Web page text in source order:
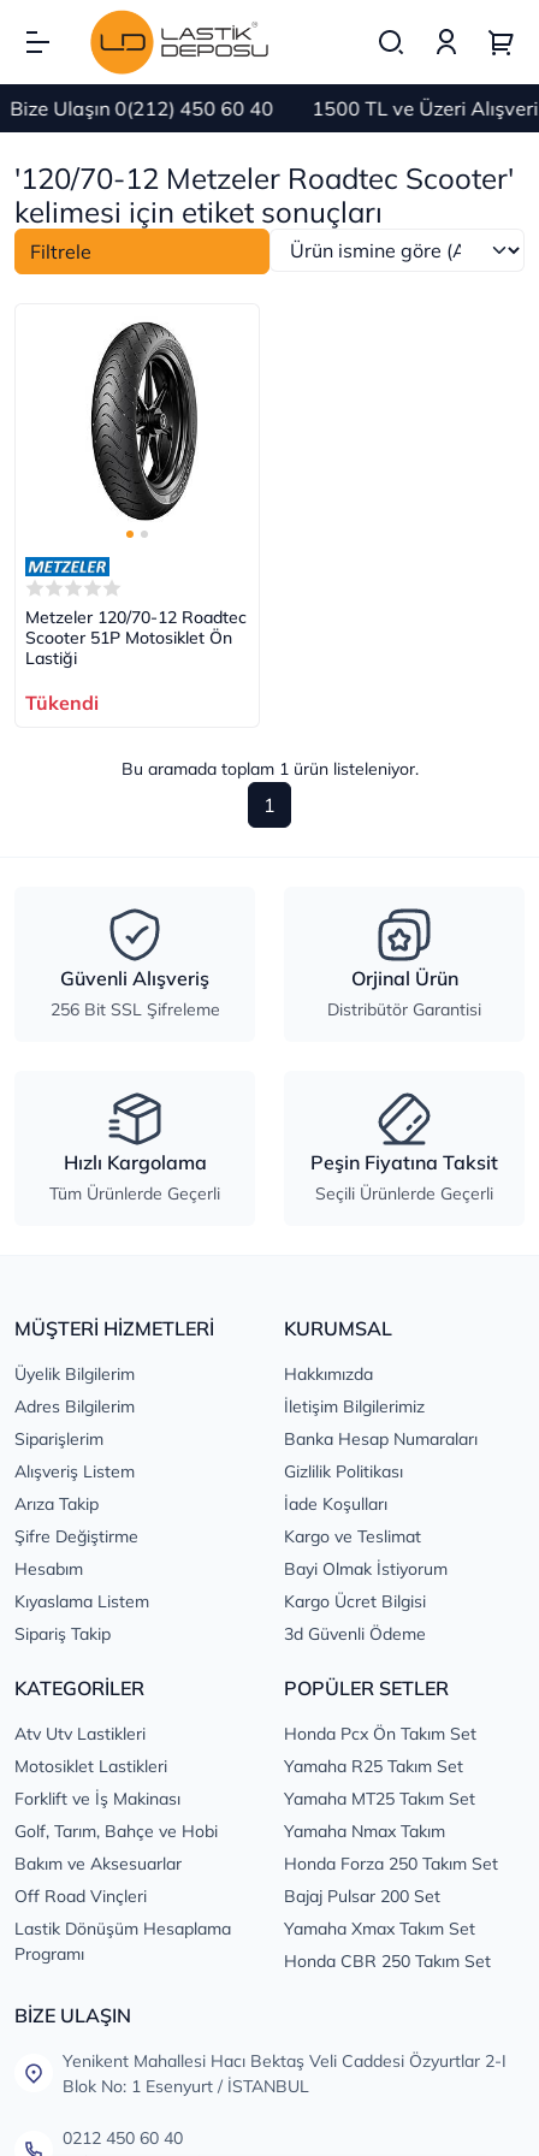
Ulaşın 0(212) 450 60 40 1500 TL ve Üzeri
'120/70-12 Metzeler Roadtec Scooter'
kelimesi için etiket sonuçları
Filtrele
Metzeler 120/70-12 Roadtec
Scooter 51P Motosiklet Ön
Lastiği
Tükendi
Bu aramada toplam 1ürün listeleniyor.
1
Güvenli Alışveriş
256 Bit SSL Şifreleme
Orjinal Ürün
Distribütör Garantisi
Hızlı Kargolama
Tüm Ürünlerde Geçerli
Peşin Fiyatına Taksit
Seçili Ürünlerde Geçerli
MÜŞTERİ HİZMETLERİ
Üyelik Bilgilerim
Adres Bilgilerim
Siparişlerim
Alışveriş Listem
Arıza Takip
Şifre Değiştirme
Hesabım
Kıyaslama Listem
Sipariş Takip
KURUMSAL
Hakkımızda
İletişim Bilgilerimiz
Banka Hesap Numaraları
Gizlilik Politikası
İade Koşulları
Kargo ve Teslimat
Bayi Olmak İstiyorum
Kargo Ücret Bilgisi
3d Güvenli Ödeme
KATEGORİLER
Atv Utv Lastikleri
Motosiklet Lastikleri
Forklift ve İş Makinası
Golf, Tarım, Bahçe ve Hobi
Bakım ve Aksesuarlar
Off Road Vinçleri
Lastik Dönüşüm Hesaplama
Programı
POPÜLER SETLER
Honda Pcx Ön Takım Set
Yamaha R25 Takım Set
Yamaha MT25 Takım Set
Yamaha Nmax Takım
Honda Forza 250 Takım Set
Bajaj Pulsar 200 Set
Yamaha Xmax Takım Set
Honda CBR 250 Takım Set
BİZE ULAŞIN
Yenikent Mahallesi Hacı Bektaş Veli Caddesi Özyurtlar 2-I
Blok No: 1 Esenyurt / İSTANBUL
0212 450 60 40